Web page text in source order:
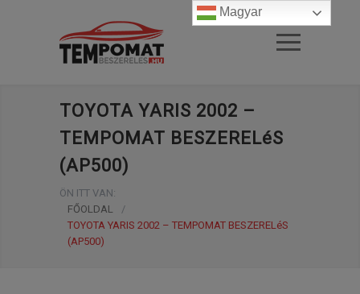
TOYOTA YARIS 2002 –
TEMPOMAT BESZERELéS
(AP500)
ÖN ITT VAN:
FŐOLDAL
/
TOYOTA YARIS 2002 – TEMPOMAT BESZERELéS
(AP500)
Magyar